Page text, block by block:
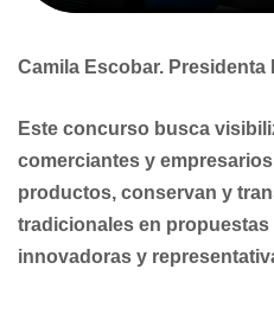
Camila Escobar. Presidenta
Este concurso busca
comerciantes y
productos, conservan y
tradicionales en
innovadoras y